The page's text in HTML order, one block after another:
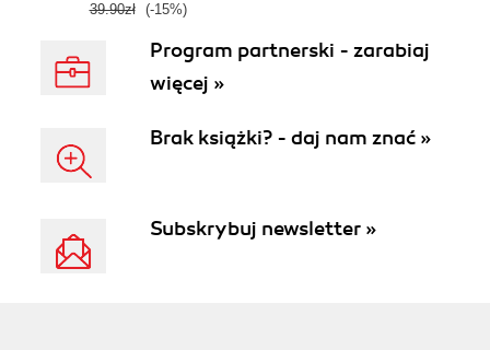
39.90zł (-15%)
Program partnerski - zarabiaj
więcej »
Brak książki? - daj nam znać »
Subskrybuj newsletter »